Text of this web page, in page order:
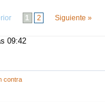
1 2 Siguiente »
09:42
contra